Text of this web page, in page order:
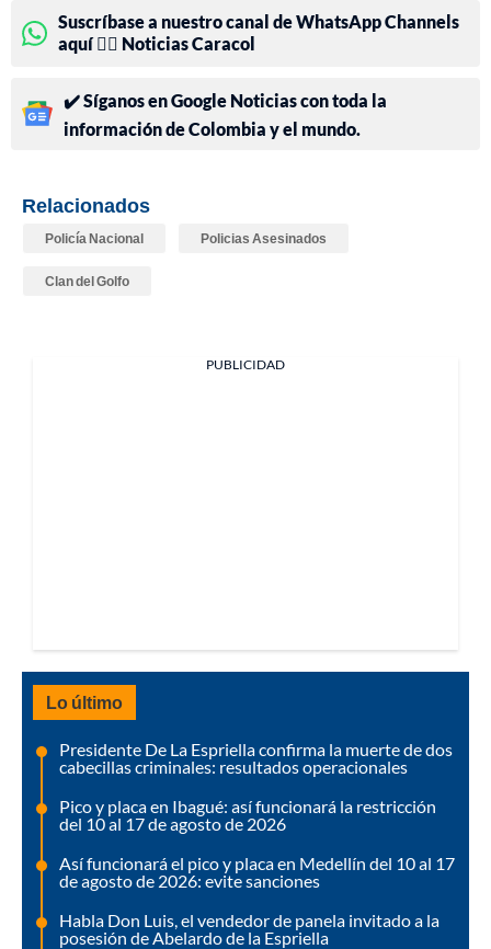
Suscríbase a nuestro canal de WhatsApp Channels
aquí 👉🏻 Noticias Caracol
✔️ Síganos en Google Noticias con toda la
información de Colombia y el mundo.
Relacionados
Policía Nacional Policias Asesinados
Clan del Golfo
PUBLICIDAD
Lo último
Presidente De La Espriella confirma la muerte de dos
cabecillas criminales: resultados operacionales
Pico y placa en Ibagué: así funcionará la restricción
del 10 al 17 de agosto de 2026
Así funcionará el pico y placa en Medellín del 10 al 17
de agosto de 2026: evite sanciones
Habla Don Luis, el vendedor de panela invitado a la
posesión de Abelardo de la Espriella